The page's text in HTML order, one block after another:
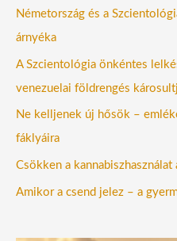
Németország és a
árnyéka
A Szcientológia önkéntes
venezuelai földrengés
Ne kelljenek új hősök –
fáklyáira
Csökken a
Amikor a csend jelez – a